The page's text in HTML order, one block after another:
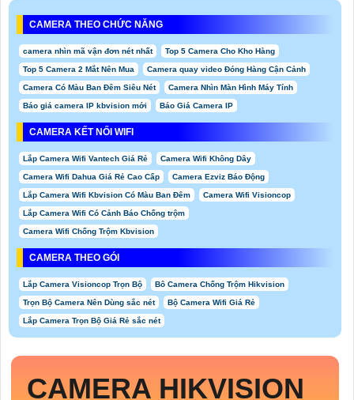
CAMERA THEO CHỨC NĂNG
camera nhìn mã vận đơn nét nhất Top 5 Camera Cho Kho Hàng
Top 5 Camera 2 Mắt Nên Mua Camera quay video Đóng Hàng Cận Cảnh
Camera Có Màu Ban Đêm Siêu Nét Camera Nhìn Màn Hình Máy Tính
Báo giá camera IP kbvision mới Báo Giá Camera IP
CAMERA KẾT NỐI WIFI
Lắp Camera Wifi Vantech Giá Rẻ Camera Wifi Không Dây
Camera Wifi Dahua Giá Rẻ Cao Cấp Camera Ezviz Báo Động
Lắp Camera Wifi Kbvision Có Màu Ban Đêm Camera Wifi Visioncop
Lắp Camera Wifi Có Cảnh Báo Chống trộm
Camera Wifi Chống Trộm Kbvision
CAMERA THEO GÓI
Lắp Camera Visioncop Trọn Bộ Bô Camera Chống Trộm Hikvision
Trọn Bộ Camera Nên Dùng sắc nét Bộ Camera Wifi Giá Rẻ
Lắp Camera Trọn Bộ Giá Rẻ sắc nét
CAMERA HIKVISION